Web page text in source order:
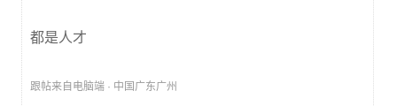
都是人才
跟帖来自电脑端 · 中国广东广州